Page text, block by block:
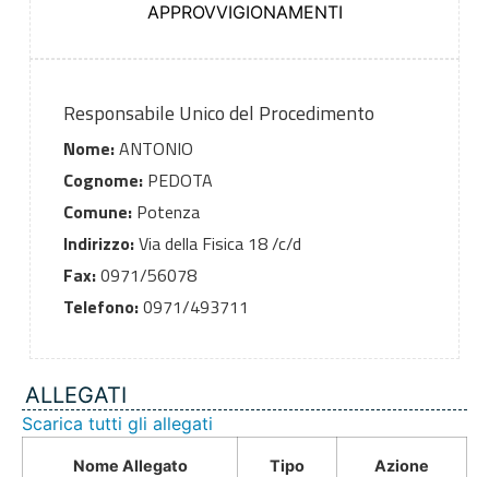
APPROVVIGIONAMENTI
Responsabile Unico del Procedimento
Nome:ANTONIO
Cognome:PEDOTA
Comune:Potenza
Indirizzo:Via della Fisica 18 /c/d
Fax:0971/56078
Telefono:0971/493711
ALLEGATI
Scarica tutti gli allegati
Nome Allegato Tipo Azione